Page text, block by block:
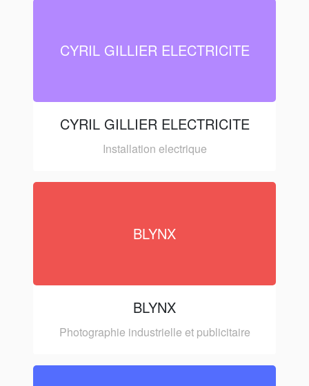
CYRIL GILLIER ELECTRICITE
CYRIL GILLIER ELECTRICITE
Installation electrique
BLYNX
BLYNX
Photographie industrielle et publicitaire